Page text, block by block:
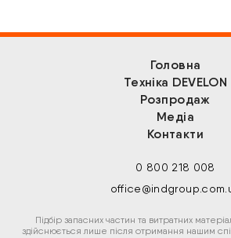
Головна
Техніка DEVELON
Розпродаж
Медіа
Контакти
0 800 218 008
Підбір запасних частин та витратних
здійснюється лише після отримання нашим